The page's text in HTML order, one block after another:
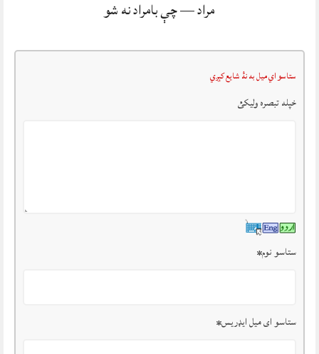
مراد — چې بامراد نه شو
ستاسو اي ميل به نۀ شايع کېږي
خپله تبصرہ وليکئ
ستاسو نوم*
ستاسو ای میل ایډریس*